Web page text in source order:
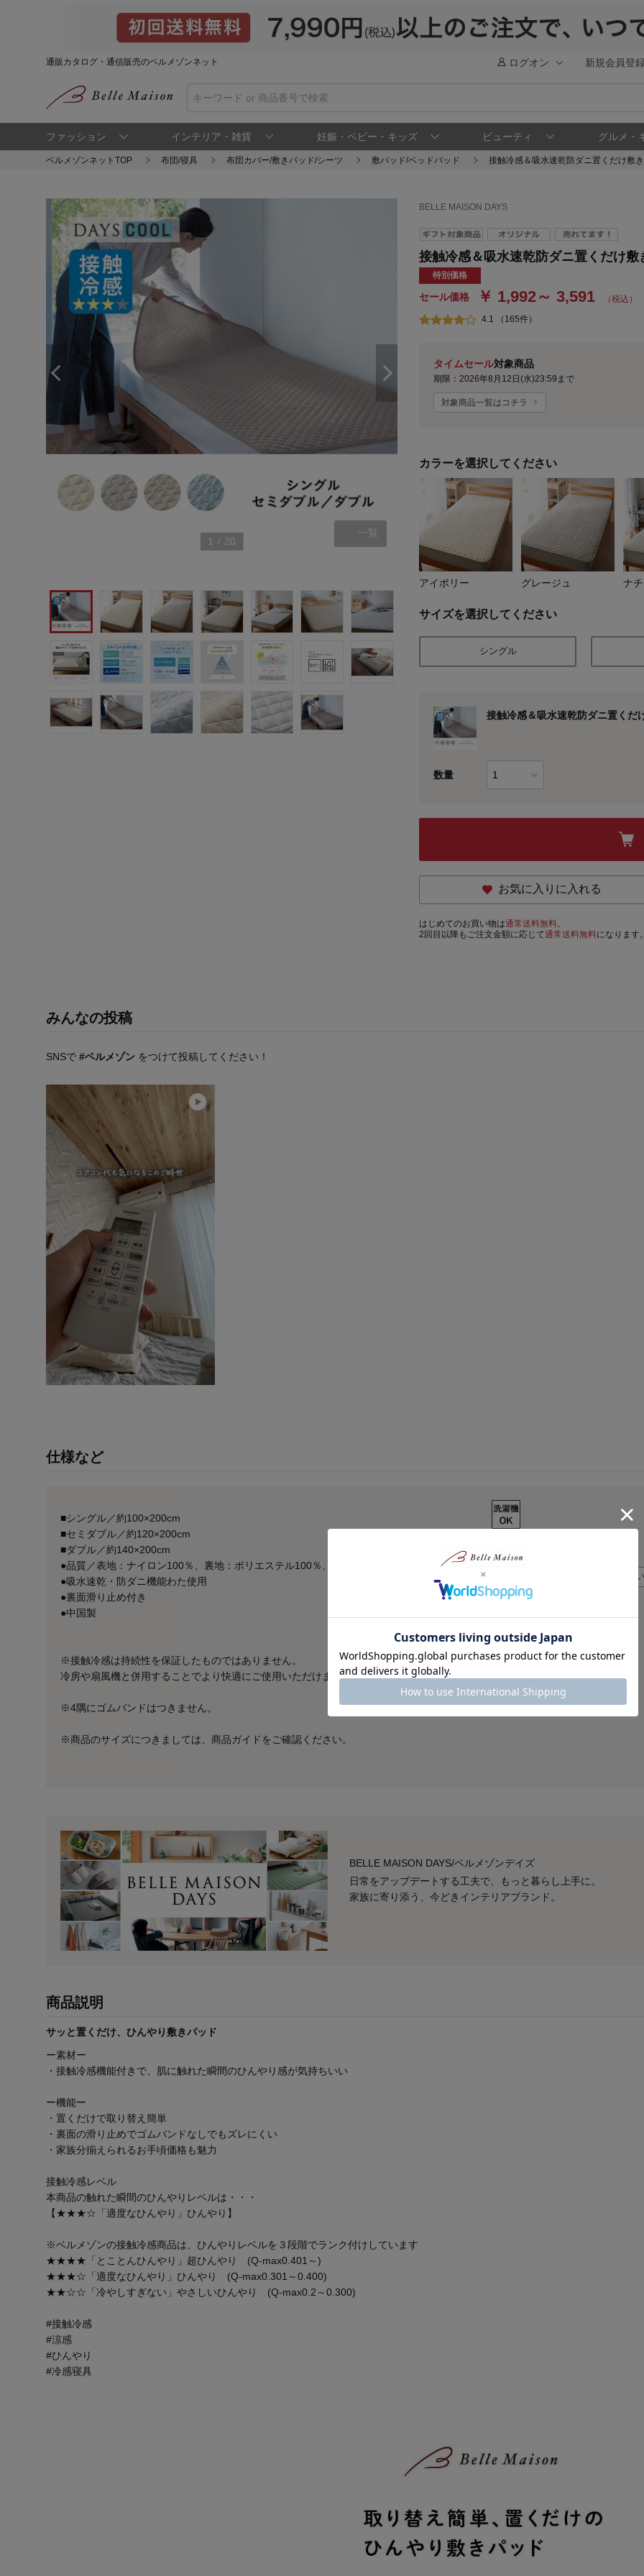
通販カタログ・通信販売のベルメゾンネット ログオン 新規会員登録
ファッション インテリア・雑貨 妊娠・ベビー・キッズ ビューティ グルメ・
ベルメゾンネットTOP 布団/寝具 布団カバー/敷きパッド/シーツ 敷パッド/ベッドパッド 接触冷感＆吸水速乾防ダニ置くだけ敷き
アイボリー
1 / 20
一覧
BELLE MAISON DAYS
接触冷感＆吸水速乾防ダニ置くだけ敷
特別価格
セール価格 ￥ 1,992～ 3,591 （税込）
4.1 （165件）
タイムセール対象商品
期限：2026年8月12日(水)23:59まで
対象商品一覧はコチラ
カラーを選択してください
アイボリー グレージュ ナ
サイズを選択してください
シングル
接触冷感＆吸水速乾防ダニ置くだ
数量
お気に入りに入れる
はじめてのお買い物は通常送料無料。
2回目以降もご注文金額に応じて通常送料無料になります
みんなの投稿
SNSで #ベルメゾン をつけて投稿してください！
仕様など
■シングル／約100×200cm
■セミダブル／約120×200cm
■ダブル／約140×200cm
●品質／表地：ナイロン100％、裏地：ポリエステル100％、詰めもの：ポリエステル100％
●吸水速乾・防ダニ機能わた使用
●裏面滑り止め付き
●中国製
※接触冷感は持続性を保証したものではありません。
冷房や扇風機と併用することでより快適にご使用いただけます。
※4隅にゴムバンドはつきません。
※商品のサイズにつきましては、商品ガイドをご確認ください。
この商品につ
BELLE MAISON DAYS/ベルメゾンデイズ
日常をアップデートする工夫で、もっと暮らし上手に。
家族に寄り添う、今どきインテリアブランド。
商品説明
サッと置くだけ、ひんやり敷きパッド
ー素材ー
・接触冷感機能付きで、肌に触れた瞬間のひんやり感が気持ちいい
ー機能ー
・置くだけで取り替え簡単
・裏面の滑り止めでゴムバンドなしでもズレにくい
・家族分揃えられるお手頃価格も魅力
接触冷感レベル
本商品の触れた瞬間のひんやりレベルは・・・
【★★★☆「適度なひんやり」ひんやり】
※ベルメゾンの接触冷感商品は、ひんやりレベルを３段階でランク付けしています
★★★★「とことんひんやり」超ひんやり (Q-max0.401～)
★★★☆「適度なひんやり」ひんやり (Q-max0.301～0.400)
★★☆☆「冷やしすぎない」やさしいひんやり (Q-max0.2～0.300)
#接触冷感
#涼感
#ひんやり
#冷感寝具